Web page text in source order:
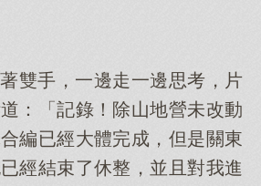
雙手，一邊走一邊思考，片
：「記錄！除山地營未改動
編已經大體完成，但是關東
經結束了休整，並且對我進